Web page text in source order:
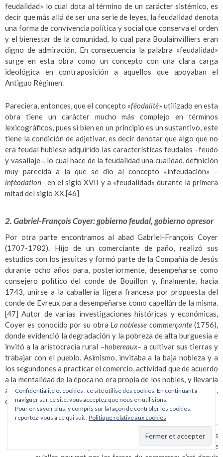
feudalidad» lo cual dota al término de un carácter sistémico, es
decir que más allá de ser una serie de leyes, la feudalidad denota
una forma de convivencia política y social que conserva el orden
y el bienestar de la comunidad, lo cual para Boulainvilliers eran
digno de admiración. En consecuencia la palabra «feudalidad»
surge en esta obra como un concepto con una clara carga
ideológica en contraposición a aquellos que apoyaban el
Antiguo Régimen.
Pareciera, entonces, que el concepto «féodalité» utilizado en esta
obra tiene un carácter mucho más complejo en términos
lexicográficos, pues si bien en un principio es un sustantivo, este
tiene la condición de adjetivar, es decir denotar que algo que no
era feudal hubiese adquirido las características feudales –feudo
y vasallaje–, lo cual hace de la feudalidad una cualidad, definición
muy parecida a la que se dio al concepto «infeudación» –
inféodation– en el siglo XVII y a «feudalidad» durante la primera
mitad del siglo XX.[46]
2. Gabriel-François Coyer: gobierno feudal, gobierno opresor
Por otra parte encontramos al abad Gabriel-François Coyer
(1707-1782). Hijo de un comerciante de paño, realizó sus
estudios con los jesuitas y formó parte de la Compañía de Jesús
durante ocho años para, posteriormente, desempeñarse como
consejero político del conde de Bouillon y, finalmente, hacia
1743, unirse a la caballería ligera francesa por propuesta del
conde de Evreux para desempeñarse como capellán de la misma.
[47] Autor de varias investigaciones históricas y económicas,
Coyer es conocido por su obra La noblesse commerçante (1756),
donde evidenció la degradación y la pobreza de alta burguesía e
invitó a la aristocracia rural –hobereaux– a cultivar sus tierras y
trabajar con el pueblo. Asimismo, invitaba a la baja nobleza y a
los segundones a practicar el comercio, actividad que de acuerdo
a la mentalidad de la época no era propia de los nobles, y llevarla
a cabo degradaba a la nobleza. Entre las páginas de su obra,
encontramos la siguiente referencia al régimen feudal:
C’est despuis que le commerce commence à s’anoblir lui-
même dans les idées publiques; c’est depuis que des
Nations commerçantes & rivales nous font sentir tout ce
Confidentialité et cookies : ce site utilise des cookies. En continuant à
naviguer sur ce site, vous acceptez que nous en utilisions.
Pour en savoir plus, y compris sur la façon de contrôler les cookies,
reportez-vous à ce qui suit :Politique relative aux cookies